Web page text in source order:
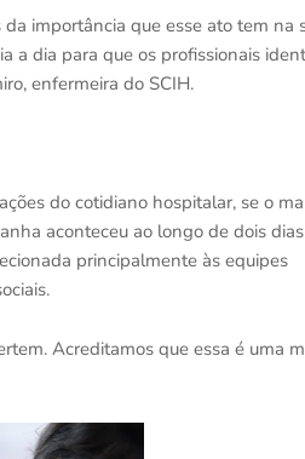
importância que esse ato tem na
a dia para que os profissionais
enfermeira do SCIH.
do cotidiano hospitalar, se o
aconteceu ao longo de dois
principalmente às equipes
Acreditamos que essa é uma